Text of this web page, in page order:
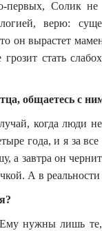
Солик не
верю:
он вырастет
грозит стать
общаетесь с
когда люди
года, и я за
а завтра он
А в
нужны лишь те,